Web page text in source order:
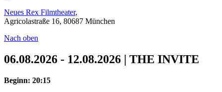
Neues Rex Filmtheater,
Agricolastraße 16, 80687 München
Nach oben
06.08.2026 - 12.08.2026 | THE INVITE
Beginn: 20:15